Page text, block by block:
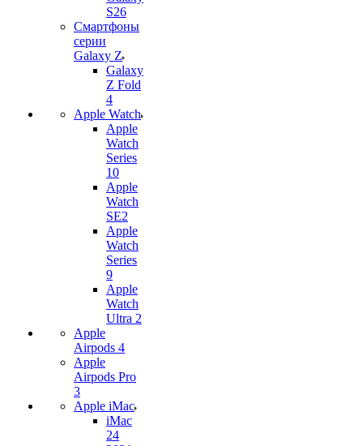
S26
Смартфоны
серии
Galaxy Z
Galaxy
Z Fold
4
Apple Watch
Apple
Watch
Series
10
Apple
Watch
SE2
Apple
Watch
Series
9
Apple
Watch
Ultra 2
Apple
Airpods 4
Apple
Airpods Pro
3
Apple iMac
iMac
24